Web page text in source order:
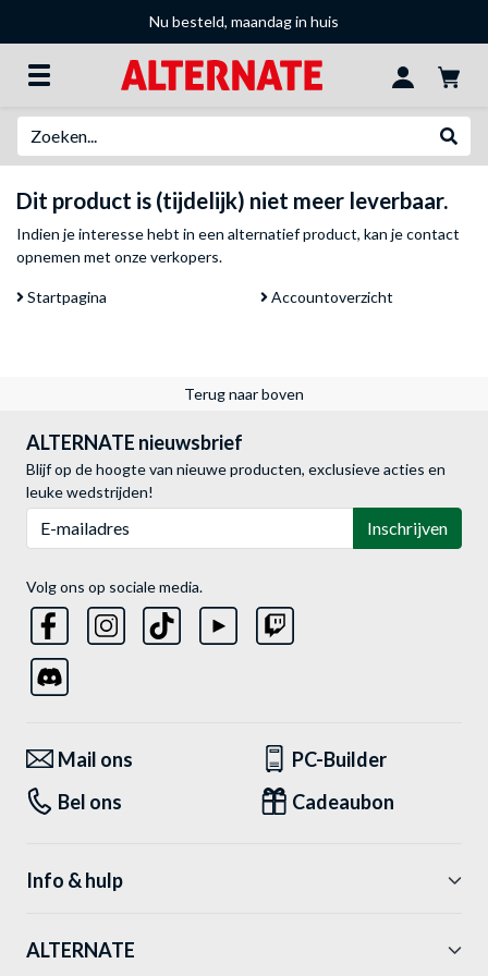
Nu besteld, maandag in huis
Dit product is (tijdelijk) niet meer leverbaar.
Indien je interesse hebt in een alternatief product, kan jecontact
opnemen met onze verkopers.
Startpagina Accountoverzicht
Terug naar boven
ALTERNATE nieuwsbrief
Blijf op de hoogte van nieuwe producten, exclusieve acties en
leuke wedstrijden!
Inschrijven
Volg ons op sociale media.
Mail ons
PC-Builder
Bel ons
Cadeaubon
Info & hulp
ALTERNATE